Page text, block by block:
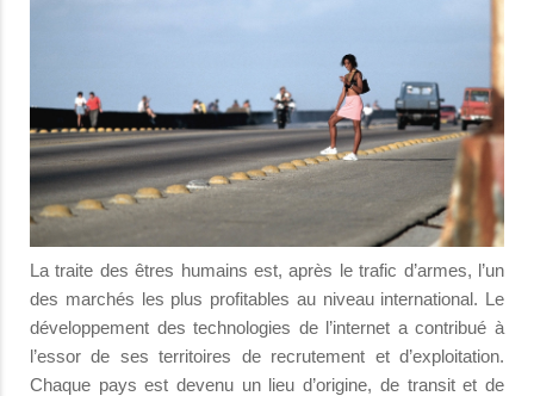
La traite des êtres humains est, après le trafic d’armes, l’un
des marchés les plus profitables au niveau international. Le
développement des technologies de l’internet a contribué à
l’essor de ses territoires de recrutement et d’exploitation.
Chaque pays est devenu un lieu d’origine, de transit et de